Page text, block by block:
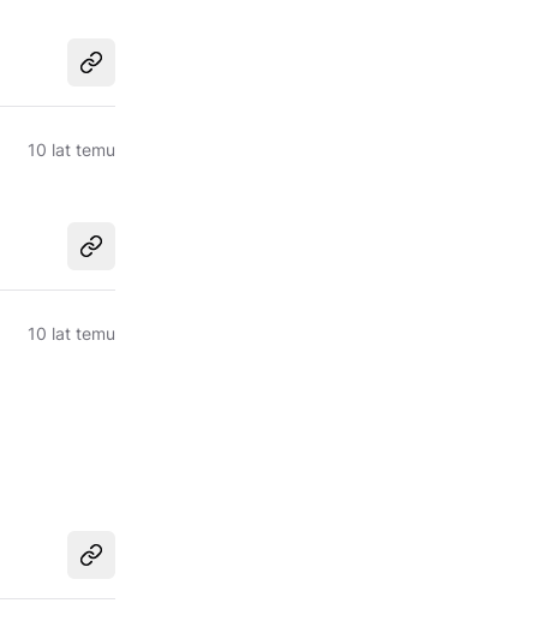
Udostępnij
10 lat temu
Udostępnij
10 lat temu
Udostępnij